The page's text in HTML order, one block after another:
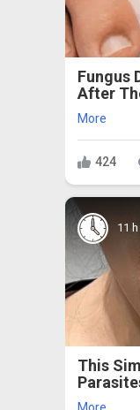
Fungus
After
More
424
11
This
More